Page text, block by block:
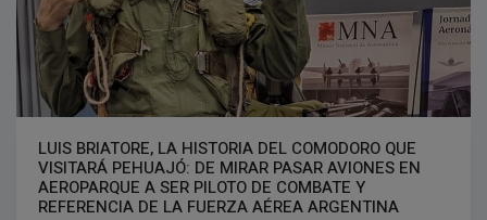
LUIS BRIATORE, LA HISTORIA DEL COMODORO QUE
VISITARÁ PEHUAJÓ: DE MIRAR PASAR AVIONES EN
AEROPARQUE A SER PILOTO DE COMBATE Y
REFERENCIA DE LA FUERZA AÉREA ARGENTINA